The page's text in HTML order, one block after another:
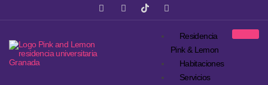
Residencia
Pink & Lemon
Habitaciones
Servicios